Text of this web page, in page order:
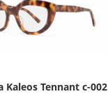
Kaleos Tennant c-002